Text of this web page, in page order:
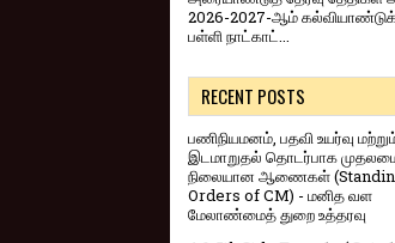
2026-2027-ஆம்
பள்ளி நாட்காட்...
RECENT POSTS
பணிநியமனம், பதவி உயர்வு
இடமாறுதல் தொடர்பாக
நிலையான ஆணைகள்
Orders of CM) - மனித வள
மேலாண்மைத் துறை உத்தரவு